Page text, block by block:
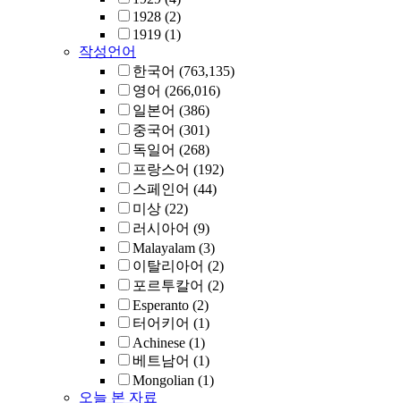
1928 (2)
1919 (1)
작성언어
한국어 (763,135)
영어 (266,016)
일본어 (386)
중국어 (301)
독일어 (268)
프랑스어 (192)
스페인어 (44)
미상 (22)
러시아어 (9)
Malayalam (3)
이탈리아어 (2)
포르투칼어 (2)
Esperanto (2)
터어키어 (1)
Achinese (1)
베트남어 (1)
Mongolian (1)
오늘 본 자료